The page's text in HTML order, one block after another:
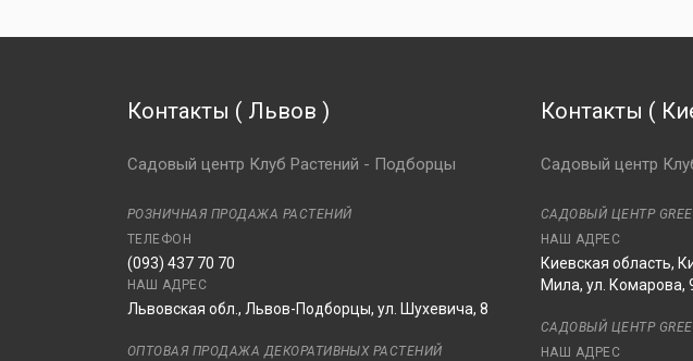
Контакты ( Львов )
Садовый центр Клуб Растений - Подборцы
РОЗНИЧНАЯ ПРОДАЖА РАСТЕНИЙ
ТЕЛЕФОН
(093) 437 70 70
НАШ АДРЕС
Львовская обл., Львов-Подборцы, ул. Шухевича, 8
ОПТОВАЯ ПРОДАЖА ДЕКОРАТИВНЫХ РАСТЕНИЙ
Контакты (
Садовый центр
САДОВЫЙ ЦЕНТР
НАШ АДРЕС
Киевская область,
Мила, ул. Комарова,
САДОВЫЙ ЦЕНТР
НАШ АДРЕС